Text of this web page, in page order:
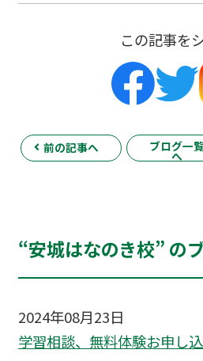
この記事を
前の記事へ ブログ一
へ
“安城はなのき校” の
2024年08月23日
学習相談、無料体験お申し